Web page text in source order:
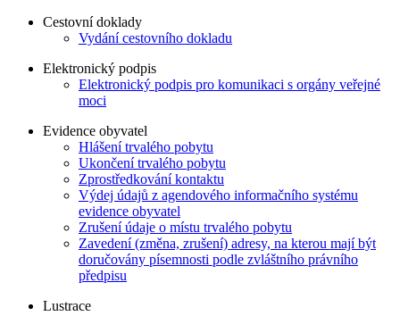
Cestovní doklady
Vydání cestovního dokladu
Elektronický podpis
Elektronický podpis pro komunikaci s orgány veřejné
moci
Evidence obyvatel
Hlášení trvalého pobytu
Ukončení trvalého pobytu
Zprostředkování kontaktu
Výdej údajů z agendového informačního systému
evidence obyvatel
Zrušení údaje o místu trvalého pobytu
Zavedení (změna, zrušení) adresy, na kterou mají být
doručovány písemnosti podle zvláštního právního
předpisu
Lustrace